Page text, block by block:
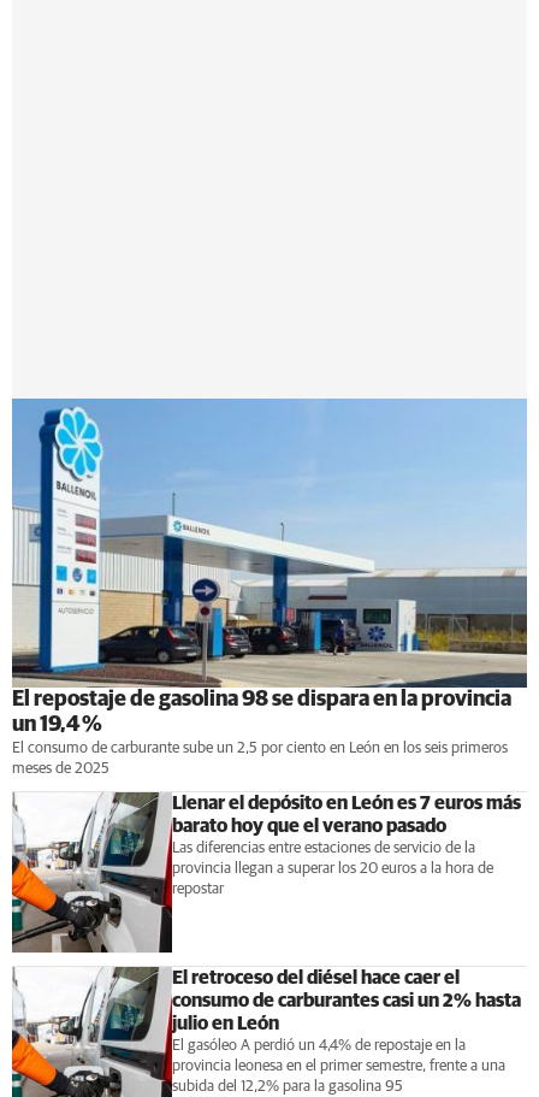
El repostaje de gasolina 98 se dispara en la provincia
un 19,4 %
El consumo de carburante sube un 2,5 por ciento en León en los seis primeros
meses de 2025
Llenar el depósito en León es 7 euros más
barato hoy que el verano pasado
Las diferencias entre estaciones de servicio de la
provincia llegan a superar los 20 euros a la hora de
repostar
El retroceso del diésel hace caer el
consumo de carburantes casi un 2% hasta
julio en León
El gasóleo A perdió un 4,4% de repostaje en la
provincia leonesa en el primer semestre, frente a una
subida del 12,2% para la gasolina 95